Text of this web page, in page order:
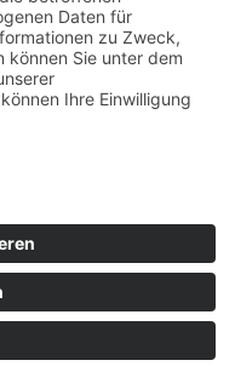
178 c/d
beer.de
Impressum
Vertrag widerrufen